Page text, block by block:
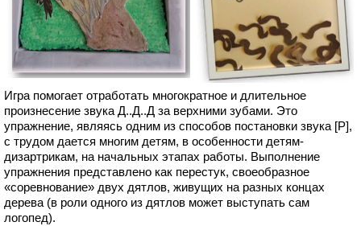
Игра помогает отработать многократное и длительное
произнесение звука Д..Д..Д за верхними зубами. Это
упражнение, являясь одним из способов постановки звука [Р],
с трудом дается многим детям, в особенности детям-
дизартрикам, на начальных этапах работы. Выполнение
упражнения представлено как перестук, своеобразное
«соревнование» двух дятлов, живущих на разных концах
дерева (в роли одного из дятлов может выступать сам
логопед).